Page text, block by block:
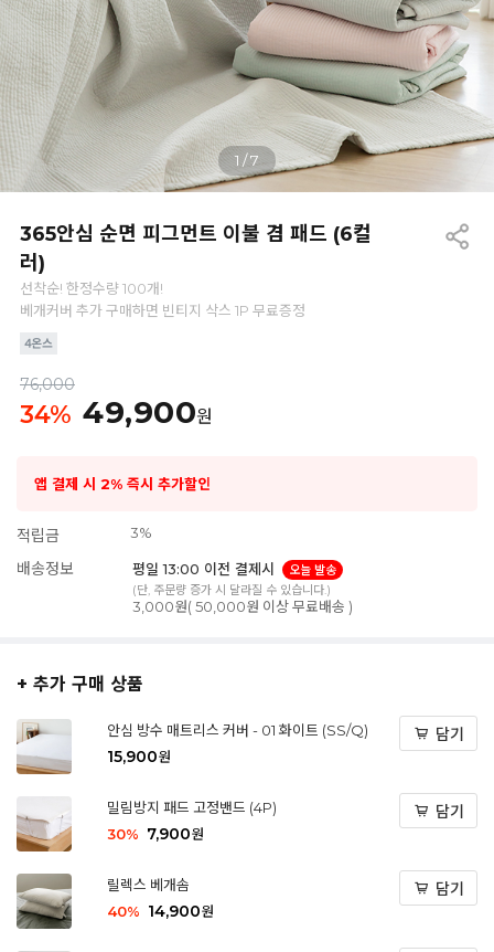
1 /7
365안심 순면 피그먼트 이불 겸 패드 (6컬
러)
선착순! 한정수량 100개!
베개커버 추가 구매하면 빈티지 삭스 1P 무료증정
76,000
34% 49,900원
앱 결제 시 2% 즉시 추가할인
적립금 3%
배송정보 평일 13:00 이전 결제시
오늘 발송
(단, 주문량 증가 시 달라질 수 있습니다.)
3,000원( 50,000원 이상 무료배송 )
+ 추가 구매 상품
안심 방수 매트리스 커버 - 01 화이트 (SS/Q)
15,900원
담기
밀림방지 패드 고정밴드 (4P)
30% 7,900원
담기
릴렉스 베개솜
40% 14,900원
담기